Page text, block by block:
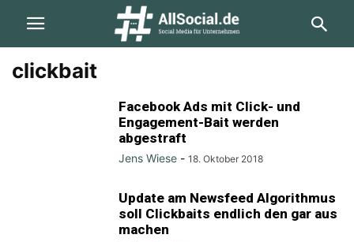
clickbait
Facebook Ads mit Click- und
Engagement-Bait werden
abgestraft
Jens Wiese - 18. Oktober 2018
Update am Newsfeed Algorithmus
soll Clickbaits endlich den gar aus
machen